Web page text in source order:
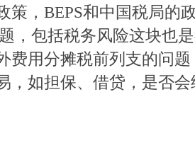
策，BEPS和中国税局的
，包括税务风险这块也
费用分摊税前列支的问
，如担保、借贷，是否